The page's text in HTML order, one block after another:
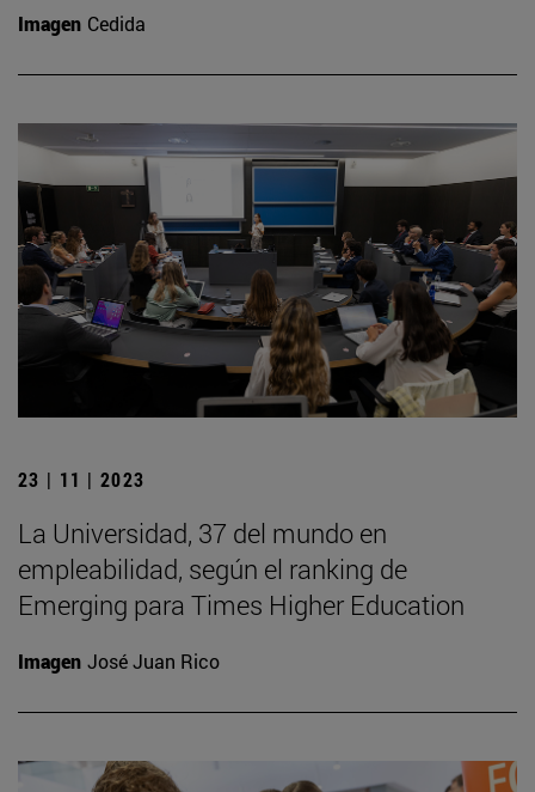
Imagen Cedida
23 | 11 | 2023
La Universidad, 37 del mundo en
empleabilidad, según el ranking de
Emerging para Times Higher Education
Imagen José Juan Rico